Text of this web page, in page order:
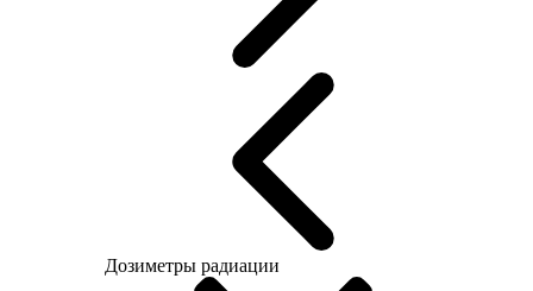
Дозиметры радиации